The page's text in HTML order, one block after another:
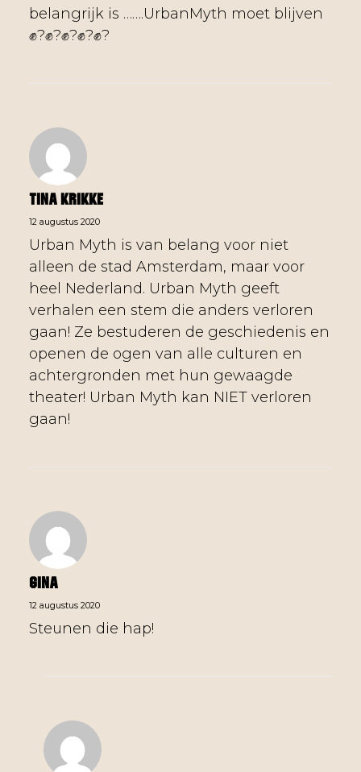
belangrijk is …….UrbanMyth moet blijven
✊?✊?✊?✊?✊?
Tina Krikke
12 augustus 2020
Urban Myth is van belang voor niet
alleen de stad Amsterdam, maar voor
heel Nederland. Urban Myth geeft
verhalen een stem die anders verloren
gaan! Ze bestuderen de geschiedenis en
openen de ogen van alle culturen en
achtergronden met hun gewaagde
theater! Urban Myth kan NIET verloren
gaan!
Gina
12 augustus 2020
Steunen die hap!